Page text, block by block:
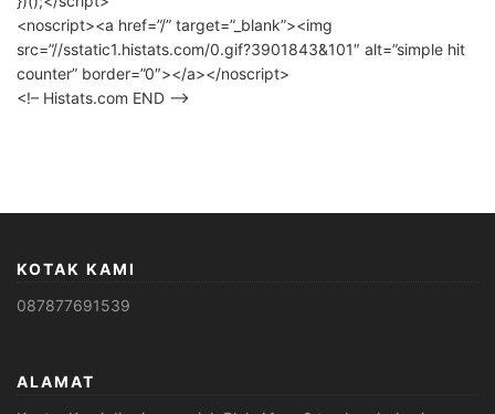
<noscript><a href=”/” target=”_blank”><img
src=”//sstatic1.histats.com/0.gif?3901843&101″ alt=”simple hit
counter” border=”0″></a></noscript>
<!– Histats.com END –>
KOTAK KAMI
087877691539
ALAMAT